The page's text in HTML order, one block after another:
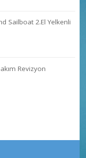
Sailboat 2.El Yelkenli
Revizyon